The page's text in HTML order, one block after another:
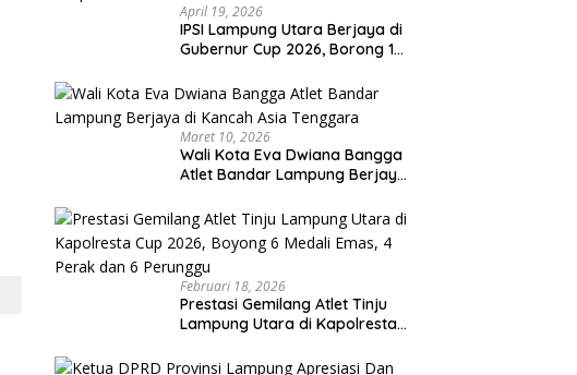
April 19, 2026
IPSI Lampung Utara Berjaya di
Gubernur Cup 2026, Borong 17
Porprov
Maret 10, 2026
Wali Kota Eva Dwiana Bangga
Atlet Bandar Lampung Berjaya
Februari 18, 2026
Prestasi Gemilang Atlet Tinju
Lampung Utara di Kapolresta
Emas, 4 Perak dan 6 Perunggu